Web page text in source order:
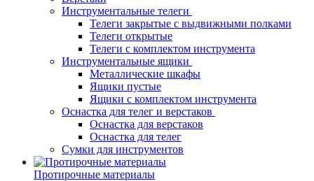
Инструментальные телеги
Телеги закрытые с выдвижными полками
Телеги открытые
Телеги с комплектом инструмента
Инструментальные ящики
Металлические шкафы
Ящики пустые
Ящики с комплектом инструмента
Оснастка для телег и верстаков
Оснастка для верстаков
Оснастка для телег
Сумки для инструментов
Протирочные материалы